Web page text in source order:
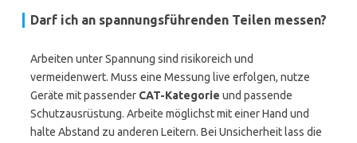
Darf ich an spannungsführenden Teilen messen?
Arbeiten unter Spannung sind risikoreich und
vermeidenwert. Muss eine Messung live erfolgen, nutze
Geräte mit passender CAT-Kategorie und passende
Schutzausrüstung. Arbeite möglichst mit einer Hand und
halte Abstand zu anderen Leitern. Bei Unsicherheit lass die